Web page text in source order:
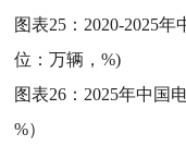
图表25： 2020-2025
位：万辆，%)
图表26： 2025年中国
%）